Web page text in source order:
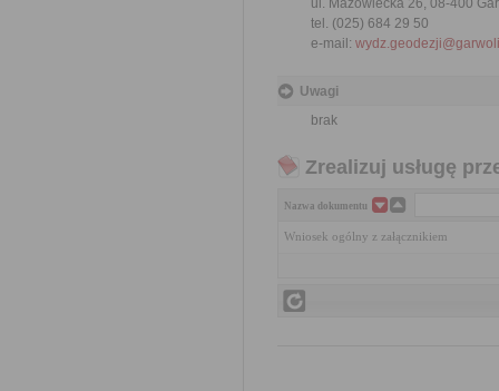
ul. Mazowiecka 26, 08-400
tel. (025) 684 29 50
e-mail:
Uwagi
brak
Zrealizuj usługę
Nazwa dokumentu
Wniosek ogólny z załącznikiem